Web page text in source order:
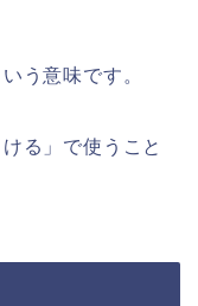
う意味です。
る」で使うこと